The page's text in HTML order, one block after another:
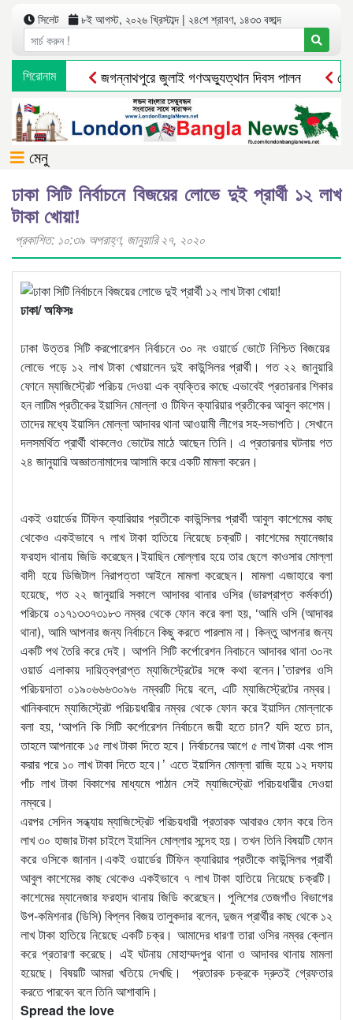
সিলেট ৮ই আগস্ট, ২০২৬ খ্রিস্টাব্দ | ২৪শে শ্রাবণ, ১৪৩৩ বঙ্গাব্দ
শিরোনাম জগন্নাথপুরে জুলাই গণঅভ্যুত্থান দিবস পালন
মেনু
ঢাকা সিটি নির্বাচনে বিজয়ের লোভে দুই প্রার্থী ১২ লাখ
টাকা খোয়া!
প্রকাশিত: ১০:৩৯ অপরাহ্ণ, জানুয়ারি ২৭, ২০২০
ঢাকা/ অফিসঃ
ঢাকা উত্তর সিটি করপোরেশন নির্বাচনে ৩০ নং ওয়ার্ডে ভোটে নিশ্চিত বিজয়ের
লোভে পড়ে ১২ লাখ টাকা খোয়ালেন দুই কাউন্সিলর প্রার্থী। গত ২২ জানুয়ারি
ফোনে ম্যাজিস্ট্রেট পরিচয় দেওয়া এক ব্যক্তির কাছে এভাবেই প্রতারনার শিকার
হন লাটিম প্রতীকের ইয়াসিন মোল্লা ও টিফিন ক্যারিয়ার প্রতীকের আবুল কাশেম।
তাদের মধ্যে ইয়াসিন মোল্লা আদাবর থানা আওয়ামী লীগের সহ-সভাপতি। সেখানে
দলসমর্থিত প্রার্থী থাকলেও ভোটের মাঠে আছেন তিনি। এ প্রতারনার ঘটনায় গত
২৪ জানুয়ারি অজ্ঞাতনামাদের আসামি করে একটি মামলা করেন।
একই ওয়ার্ডের টিফিন ক্যারিয়ার প্রতীকে কাউন্সিলর প্রার্থী আবুল কাশেমের কাছ
থেকেও একইভাবে ৭ লাখ টাকা হাতিয়ে নিয়েছে চক্রটি। কাশেমের ম্যানেজার
ফরহাদ থানায় জিডি করেছেন।ইয়াছিন মোল্লার হয়ে তার ছেলে কাওসার মোল্লা
বাদী হয়ে ডিজিটাল নিরাপত্তা আইনে মামলা করেছেন। মামলা এজাহারে বলা
হয়েছে, গত ২২ জানুয়ারি সকালে আদাবর থানার ওসির (ভারপ্রাপ্ত কর্মকর্তা)
পরিচয়ে ০১৭১৩৩৭৩১৮৩ নম্বর থেকে ফোন করে বলা হয়, ‘আমি ওসি (আদাবর
থানা), আমি আপনার জন্য নির্বাচনে কিছু করতে পারলাম না। কিন্তু আপনার জন্য
একটি পথ তৈরি করে দেই। আপনি সিটি কর্পোরেশন নিবাচনে আদাবর থানা ৩০নং
ওয়ার্ড এলাকায় দায়িত্বপ্রাপ্ত ম্যাজিস্ট্রেটের সঙ্গে কথা বলেন।’তারপর ওসি
পরিচয়দাতা ০১৯০৬৬৬৩০৯৬ নম্বরটি দিয়ে বলে, এটি ম্যাজিস্ট্রেটের নম্বর।
খানিকবাদে ম্যাজিস্ট্রেট পরিচয়ধারীর নম্বর থেকে ফোন করে ইয়াসিন মোল্লাকে
বলা হয়, ‘আপনি কি সিটি কর্পোরেশন নির্বাচনে জয়ী হতে চান? যদি হতে চান,
তাহলে আপনাকে ১৫ লাখ টাকা দিতে হবে। নির্বাচনের আগে ৫ লাখ টাকা এবং পাস
করার পরে ১০ লাখ টাকা দিতে হবে।’ এতে ইয়াসিন মোল্লা রাজি হয়ে ১২ দফায়
পাঁচ লাখ টাকা বিকাশের মাধ্যমে পাঠান সেই ম্যাজিস্ট্রেট পরিচয়ধারীর দেওয়া
নম্বরে।
এরপর সেদিন সন্ধ্যায় ম্যাজিস্ট্রেট পরিচয়ধারী প্রতারক আবারও ফোন করে তিন
লাখ ৩০ হাজার টাকা চাইলে ইয়াসিন মোল্লার সন্দেহ হয়। তখন তিনি বিষয়টি ফোন
করে ওসিকে জানান।একই ওয়ার্ডের টিফিন ক্যারিয়ার প্রতীকে কাউন্সিলর প্রার্থী
আবুল কাশেমের কাছ থেকেও একইভাবে ৭ লাখ টাকা হাতিয়ে নিয়েছে চক্রটি।
কাশেমের ম্যানেজার ফরহাদ থানায় জিডি করেছেন। পুলিশের তেজগাঁও বিভাগের
উপ-কমিশনার (ডিসি) বিপ্লব বিজয় তালুকদার বলেন, দুজন প্রার্থীর কাছ থেকে ১২
লাখ টাকা হাতিয়ে নিয়েছে একটি চক্র। আমাদের ধারণা তারা ওসির নম্বর ক্লোন
করে প্রতারণা করেছে। এই ঘটনায় মোহাম্মদপুর থানা ও আদাবর থানায় মামলা
হয়েছে। বিষয়টি আমরা খতিয়ে দেখছি। প্রতারক চক্রকে দ্রুতই গ্রেফতার
করতে পারবেন বলে তিনি আশাবাদি।
Spread the love